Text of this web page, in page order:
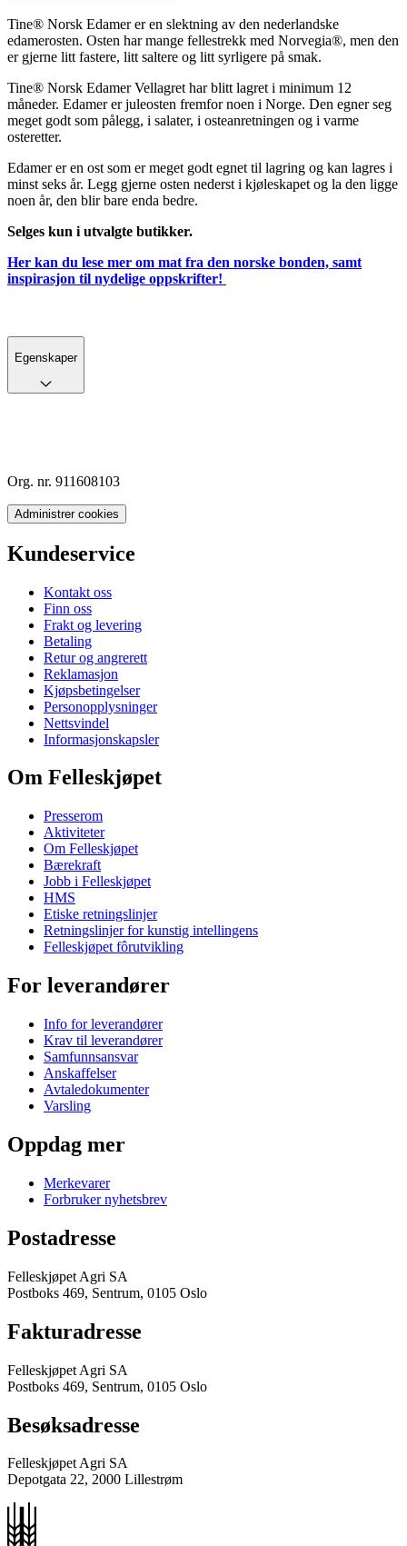
Tine® Norsk Edamer er en slektning av den nederlandske
edamerosten. Osten har mange fellestrekk med Norvegia®, men den
er gjerne litt fastere, litt saltere og litt syrligere på smak.
Tine® Norsk Edamer Vellagret har blitt lagret i minimum 12
måneder. Edamer er juleosten fremfor noen i Norge. Den egner seg
meget godt som pålegg, i salater, i osteanretningen og i varme
osteretter.
Edamer er en ost som er meget godt egnet til lagring og kan lagres i
minst seks år. Legg gjerne osten nederst i kjøleskapet og la den ligge
noen år, den blir bare enda bedre.
Selges kun i utvalgte butikker.
Her kan du lese mer om mat fra den norske bonden, samt
inspirasjon til nydelige oppskrifter!
Egenskaper
Org. nr. 911608103
Administrer cookies
Kundeservice
Kontakt oss
Finn oss
Frakt og levering
Betaling
Retur og angrerett
Reklamasjon
Kjøpsbetingelser
Personopplysninger
Nettsvindel
Informasjonskapsler
Om Felleskjøpet
Presserom
Aktiviteter
Om Felleskjøpet
Bærekraft
Jobb i Felleskjøpet
HMS
Etiske retningslinjer
Retningslinjer for kunstig intellingens
Felleskjøpet fôrutvikling
For leverandører
Info for leverandører
Krav til leverandører
Samfunnsansvar
Anskaffelser
Avtaledokumenter
Varsling
Oppdag mer
Merkevarer
Forbruker nyhetsbrev
Postadresse
Felleskjøpet Agri SA
Postboks 469, Sentrum, 0105 Oslo
Fakturadresse
Felleskjøpet Agri SA
Postboks 469, Sentrum, 0105 Oslo
Besøksadresse
Felleskjøpet Agri SA
Depotgata 22, 2000 Lillestrøm